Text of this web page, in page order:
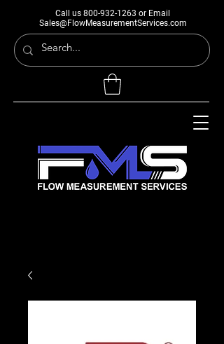
Call us 800-932-1263 or Email
Sales@FlowMeasurementServices.com